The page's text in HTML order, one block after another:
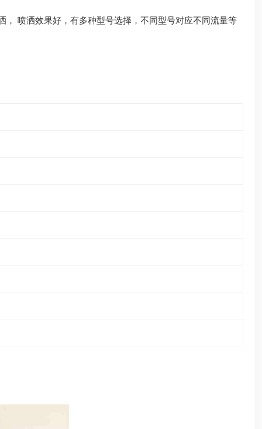
喷洒效果好，有多种型号选择，不同型号对应不同流量等